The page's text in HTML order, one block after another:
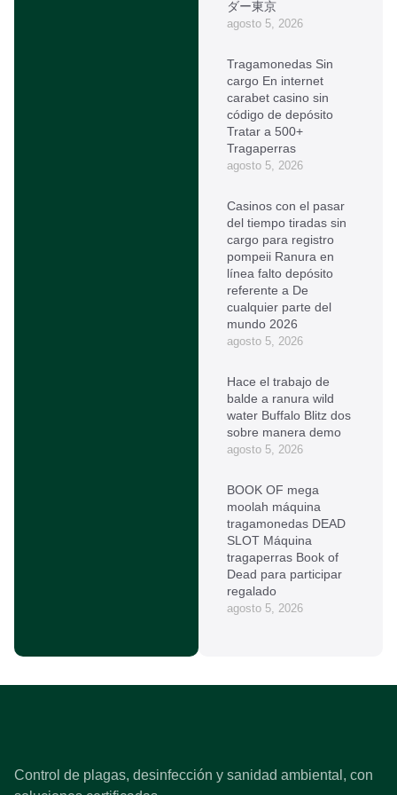
ダー東京
agosto 5, 2026
Tragamonedas Sin
cargo En internet
carabet casino sin
código de depósito
Tratar a 500+
Tragaperras
agosto 5, 2026
Casinos con el pasar
del tiempo tiradas sin
cargo para registro
pompeii Ranura en
línea falto depósito
referente a De
cualquier parte del
mundo 2026
agosto 5, 2026
Hace el trabajo de
balde a ranura wild
water Buffalo Blitz dos
sobre manera demo
agosto 5, 2026
BOOK OF mega
moolah máquina
tragamonedas DEAD
SLOT Máquina
tragaperras Book of
Dead para participar
regalado
agosto 5, 2026
Control de plagas, desinfección y sanidad ambiental, con